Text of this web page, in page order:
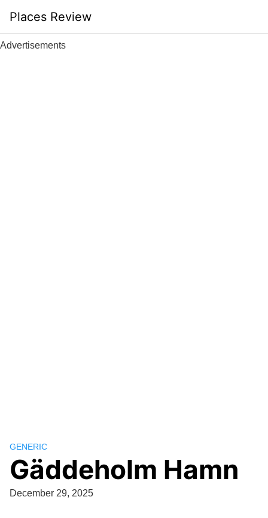
content
Places Review
Advertisements
GENERIC
Gäddeholm Hamn
December 29, 2025